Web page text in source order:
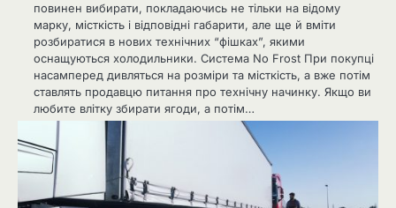
повинен вибирати, покладаючись не тільки на відому
марку, місткість і відповідні габарити, але ще й вміти
розбиратися в нових технічних “фішках”, якими
оснащуються холодильники. Система No Frost При покупці
насамперед дивляться на розміри та місткість, а вже потім
ставлять продавцю питання про технічну начинку. Якщо ви
любите влітку збирати ягоди, а потім…